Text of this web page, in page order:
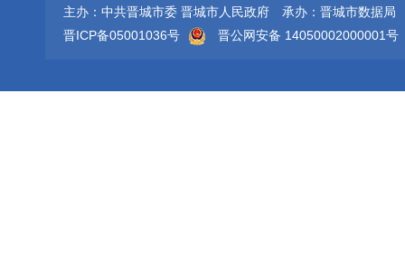
主办：中共晋城市委 晋城市人民政府
承办：晋城市数据局
晋ICP备05001036号
晋公网安备 14050002000001号